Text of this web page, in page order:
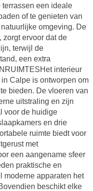
een ideale
of te genieten van
omgeving. De
zorgt ervoor dat de
terwijl de
een extra
interieur
Calpe is ontworpen om
bieden. De vloeren van
uitstraling en zijn
voor de huidige
en drie
ruimte biedt voor
met
een aangename sfeer
praktische en
moderne apparaten het
beschikt elke